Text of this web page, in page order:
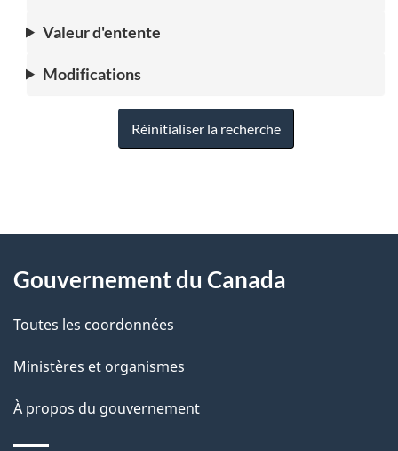
Valeur d'entente
Modifications
Réinitialiser la recherche
D
t
a
l
s
propos
ce
site
Gouvernement du Canada
Toutes les coordonnées
Ministères et organismes
À propos du gouvernement